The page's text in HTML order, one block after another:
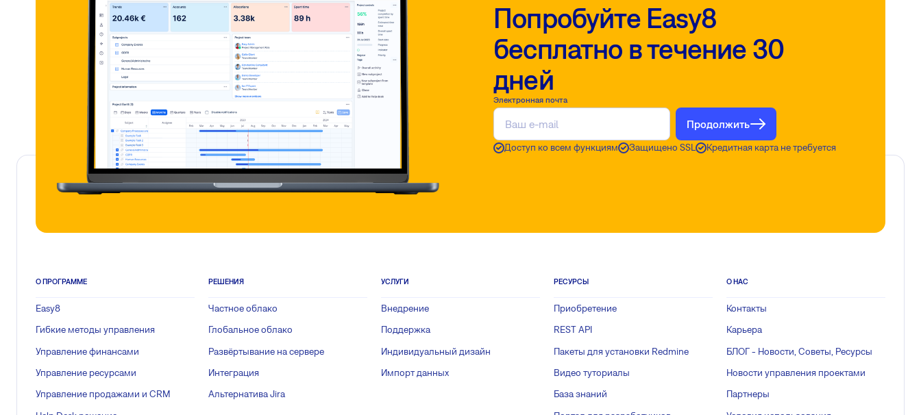
Попробуйте Easy8
бесплатно в течение 30
дней
Электронная почта
Продолжить
Доступ ко всем функциям Защищено SSL Кредитная карта не требуется
О ПРОГРАММЕ
Easy8
Гибкие методы управления
Управление финансами
Управление ресурсами
Управление продажами и CRM
РЕШЕНИЯ
Частное облако
Глобальное облако
Развёртывание на сервере
Интеграция
Альтернатива Jira
УСЛУГИ
Внедрение
Поддержка
Индивидуальный дизайн
Импорт данных
РЕСУРСЫ
Приобретение
REST API
Пакеты для установки Redmine
Видео туториалы
База знаний
О НАС
Контакты
Карьера
БЛОГ - Новости, Советы, Ресурсы
Новости управления проектами
Партнеры